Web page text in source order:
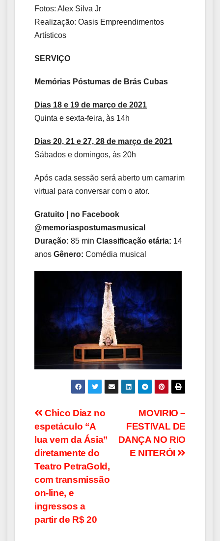
Fotos: Alex Silva Jr
Realização: Oasis Empreendimentos
Artísticos
SERVIÇO
Memórias Póstumas de Brás Cubas
Dias 18 e 19 de março de 2021
Quinta e sexta-feira, às 14h
Dias 20, 21 e 27, 28 de março de 2021
Sábados e domingos, às 20h
Após cada sessão será aberto um camarim
virtual para conversar com o ator.
Gratuito | no Facebook
@memoriaspostumasmusical
Duração: 85 min Classificação etária: 14
anos Gênero: Comédia musical
Navegação
de
Post
MOVIRIO –
FESTIVAL DE
DANÇA NO RIO
E NITERÓI
Chico Diaz no
espetáculo “A
lua vem da Ásia”
diretamente do
Teatro PetraGold,
com transmissão
on-line, e
ingressos a
partir de R$ 20